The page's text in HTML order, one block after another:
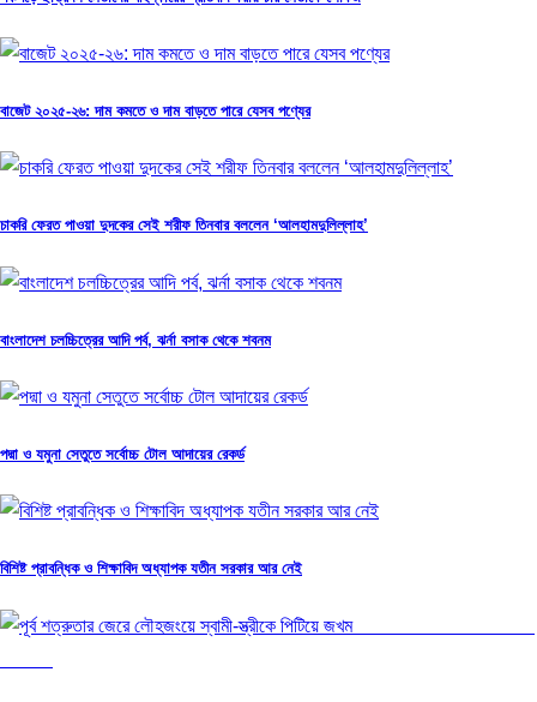
বাজেট ২০২৫-২৬: দাম কমতে ও দাম বাড়তে পারে যেসব পণ্যের
চাকরি ফেরত পাওয়া দুদকের সেই শরীফ তিনবার বললেন ‘আলহামদুলিল্লাহ’
বাংলাদেশ চলচ্চিত্রের আদি পর্ব, ঝর্না বসাক থেকে শবনম
পদ্মা ও যমুনা সেতুতে সর্বোচ্চ টোল আদায়ের রেকর্ড
বিশিষ্ট প্রাবন্ধিক ও শিক্ষাবিদ অধ্যাপক যতীন সরকার আর নেই